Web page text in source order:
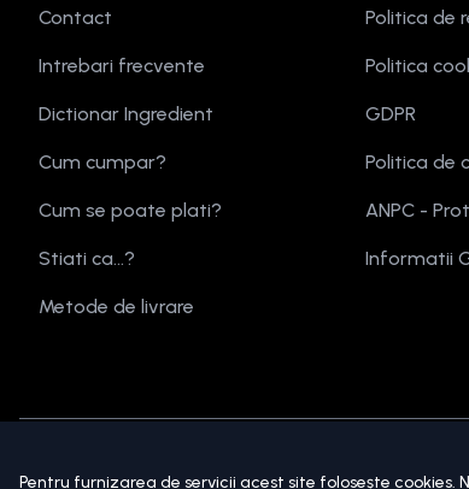
Contact
Intrebari frecvente
Dictionar Ingredient
Cum cumpar?
Cum se poate plati?
Stiati ca...?
Metode de livrare
Politica de
Politica
GDPR
Politica de
ANPC -
Informatii
Copyright ©2026beautymania.ro.Toate
Pentru furnizarea de servicii acest site folosește cookies.